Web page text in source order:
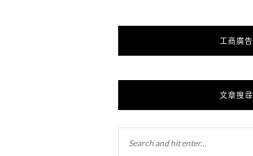
工商廣告
文章搜尋